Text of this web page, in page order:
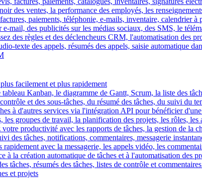
des ventes, la performance des employés, les
paiements, téléphonie, e-mails, inventaire, calendrier à
e-mail, des publicités sur les médias sociaux, des SMS, le
des règles et des déclencheurs CRM, l'automatisation des
texte des appels, résumés des appels, saisie automatique
facilement et plus rapidement
tableau Kanban, le diagramme de Gantt, Scrum, la liste des
et des sous-tâches, du résumé des tâches, du suivi du
à d'autres services via l'intégration API pour bénéficier
les groupes de travail, la planification des projets, les rôles, les
productivité avec les rapports de tâches, la gestion de la
des tâches, notifications, commentaires, messagerie
avec la messagerie, les appels vidéo, les
à la création automatique de tâches et à l'automatisation des
tâches, résumés des tâches, listes de contrôle et
et projets